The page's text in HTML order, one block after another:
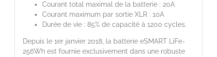
Courant total maximal de la batterie : 20A
Courant maximum par sortie XLR : 10A
Durée de vie : 85% de capacité à 1200 cycles.
Depuis le 1er janvier 2018, la batterie eSMART LiFe-
256Wh est fournie exclusivement dans une robuste